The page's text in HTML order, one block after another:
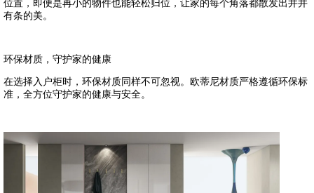
位置，即便是再小的物件也能轻松归位，让家的每个角落都散发出井井
有条的美。
环保材质，守护家的健康
在选择入户柜时，环保材质同样不可忽视。欧蒂尼材质严格遵循环保标
准，全方位守护家的健康与安全。